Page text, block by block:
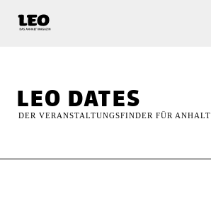
leo dates
DER VERANSTALTUNGSFINDER FÜR ANHALT